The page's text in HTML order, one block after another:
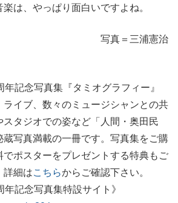
は、やっぱり面白いですよね。
写真＝三浦憲治
記念写真集『タミオグラフィー』
ライブ、数々のミュージシャンとの共
タジオでの姿など「人間・奥田民
蔵写真満載の一冊です。写真集をご購
でポスターをプレゼントする特典もご
詳細はこちらからご確認下さい。
年記念写真集特設サイト》